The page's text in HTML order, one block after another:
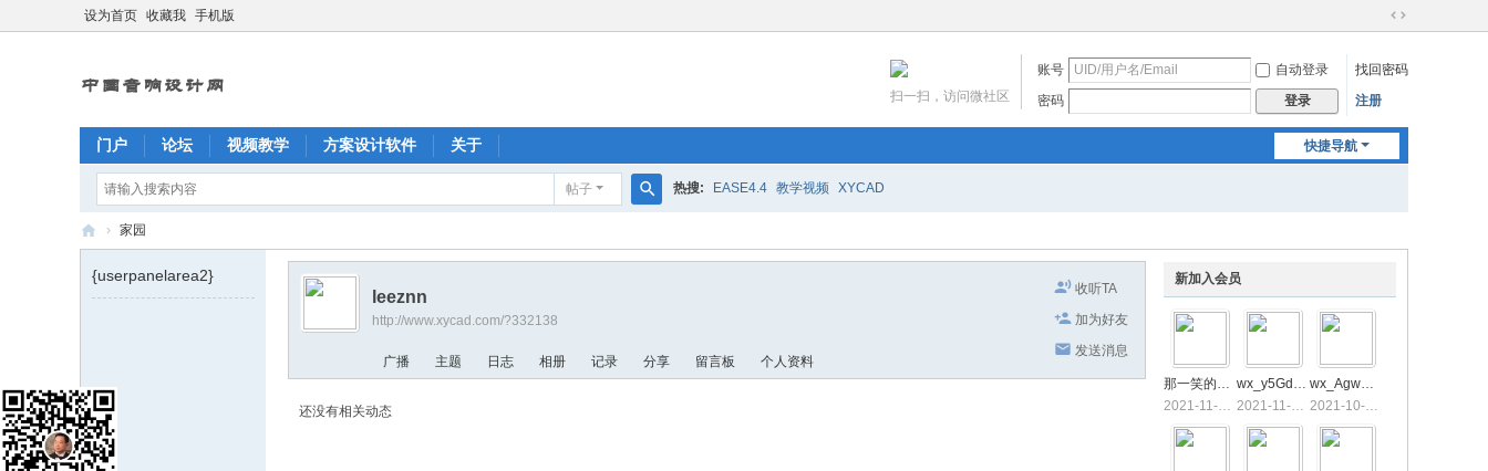
设为首页 收藏我 手机版
切
到
账号 自动登录
找回密码
密码
登录 注册
扫一扫，访问微社区
快捷导航
门户 论坛 视频教学 方案设计软件 关于
帖子
索
热搜: EASE4.4 教学视频 XYCAD
Y
D
中
国
› 家园
{userpanelarea2} 新加入会员
那一笑的风情
2021-11-2 09:32
wx_y5GdY5jQ
2021-11-1 08:10
wx_AgwHTg3P
2021-10-29 22:38
收听TA
加为好友
发送消息
leeznn
http://www.xycad.com/?332138
广播 主题 日志 相册 记录 分享 留言板 个人资料
还没有相关动态